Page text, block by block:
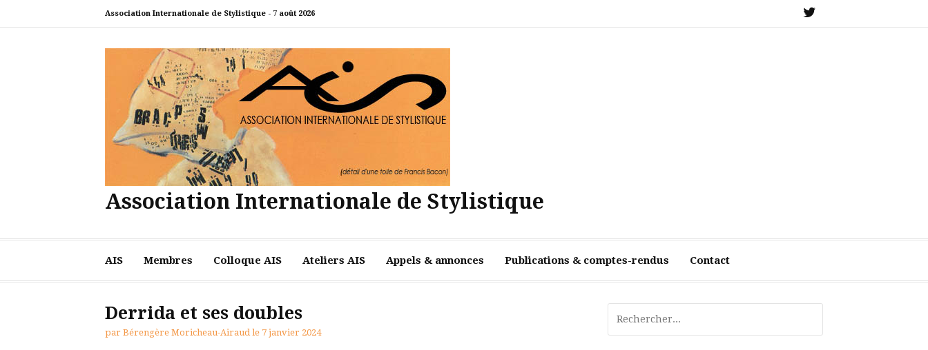
Association Internationale de Stylistique - 7 août 2026
Association Internationale de Stylistique
AIS Membres Colloque AIS Ateliers AIS Appels & annonces Publications & comptes-rendus Contact
Derrida et ses doubles
par Bérengère Moricheau-Airaud le 7 janvier 2024